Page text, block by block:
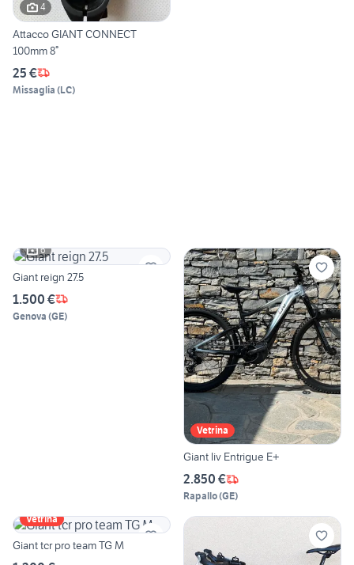
4
Attacco GIANT CONNECT
100mm 8°
25 €
Missaglia (LC)
6
Giant reign 27.5
1.500 €
Genova (GE)
Vetrina
Giant liv Entrigue E+
2.850 €
Rapallo(GE)
Vetrina
Giant tcr pro team TG M